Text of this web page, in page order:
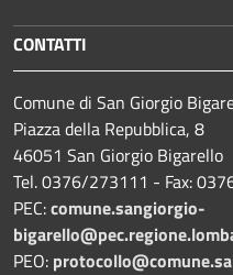
CONTATTI
Comune di San Giorgio
Piazza della Repubblica, 8
46051 San Giorgio Bigarello
Tel. 0376/273111 - Fax:
PEC:comune.sangiorgio-
PEO: